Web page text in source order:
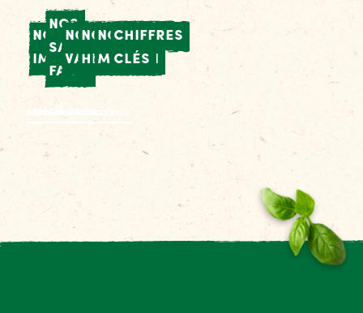
NOTRE
IMPLANTATIONS
Découvrir
NOS
SAVOIR-
FAIRE
Découvrir
NOS
VALEURS
Découvrir
NOTRE
HISTOIRE
Découvrir
NOTRE
MISSION
Découvrir
CHIFFRES
CLÉS
Découvrir